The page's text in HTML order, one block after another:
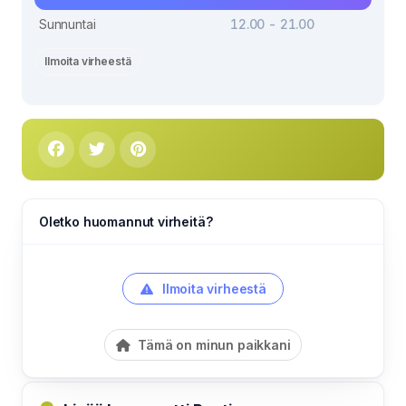
Sunnuntai 12.00 - 21.00
Ilmoita virheestä
Oletko huomannut virheitä?
Ilmoita virheestä
Tämä on minun paikkani